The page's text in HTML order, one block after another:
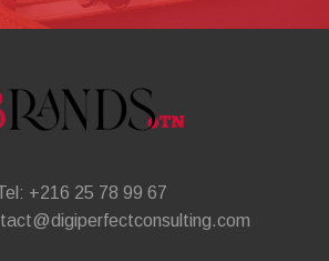
+216 25 78 99 67